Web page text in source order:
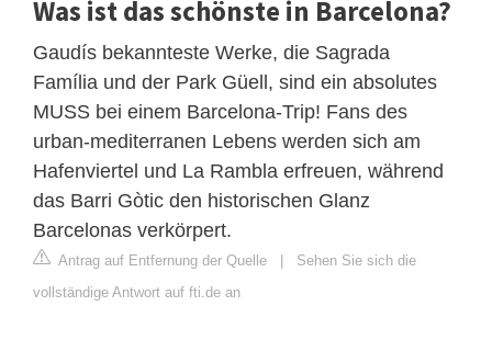
Was ist das schönste in Barcelona?
Gaudís bekannteste Werke, die Sagrada
Família und der Park Güell, sind ein absolutes
MUSS bei einem Barcelona-Trip! Fans des
urban-mediterranen Lebens werden sich am
Hafenviertel und La Rambla erfreuen, während
das Barri Gòtic den historischen Glanz
Barcelonas verkörpert.
Antrag auf Entfernung der Quelle | Sehen Sie sich die
vollständige Antwort auf fti.de an